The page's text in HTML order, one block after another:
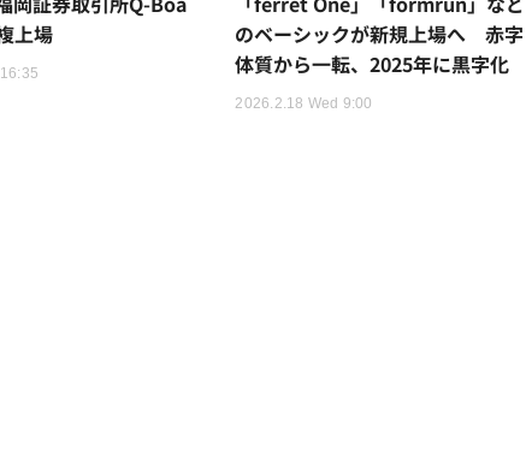
上場
のベーシックが新規上場へ 赤字
体質から一転、2025年に黒字化
2026.2.18 Wed 9:00